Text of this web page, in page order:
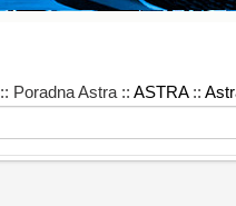
:: Poradna Astra :: ASTRA::